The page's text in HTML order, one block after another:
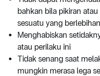
bahkan bila pikiran
sesuatu yang berlebihan
Menghabiskan
atau perilaku ini
Tidak senang saat
mungkin merasa lega